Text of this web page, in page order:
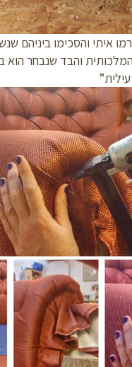
והסכימו ביניהם שנשנה
והבד שנבחר הוא בד